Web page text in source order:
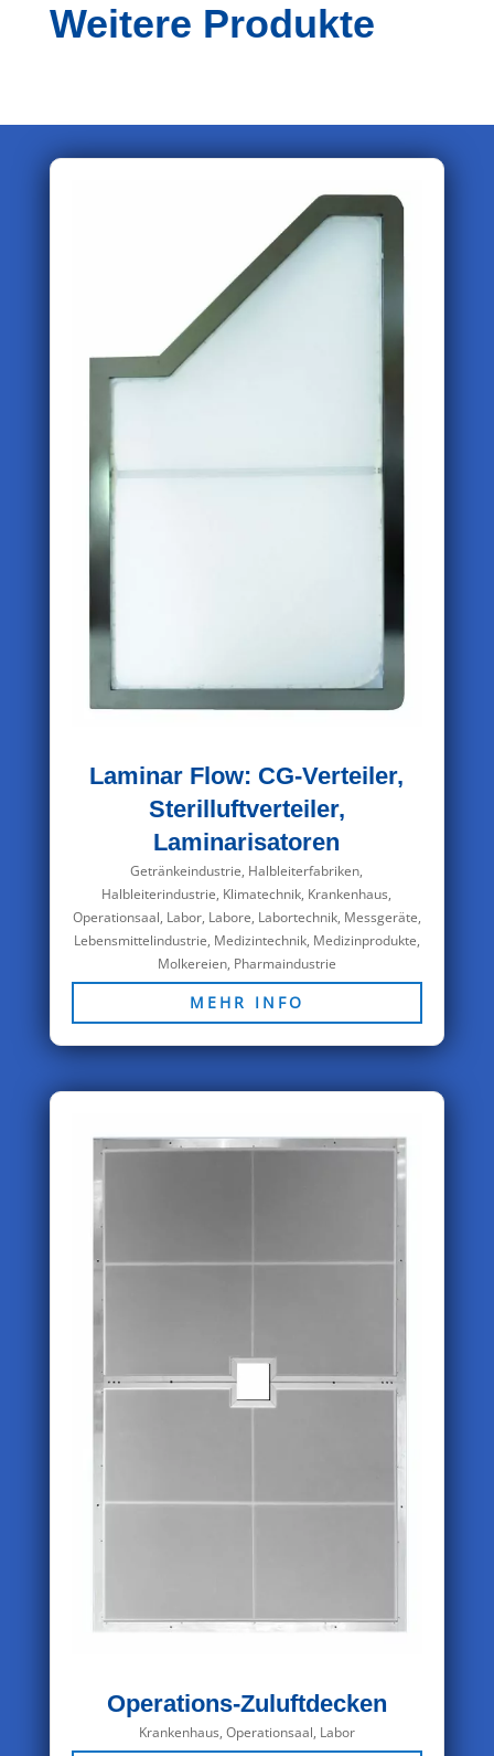
Weitere Produkte
Laminar Flow: CG-Verteiler,
Sterilluftverteiler,
Laminarisatoren
Getränkeindustrie, Halbleiterfabriken,
Halbleiterindustrie, Klimatechnik, Krankenhaus,
Operationsaal, Labor, Labore, Labortechnik, Messgeräte,
Lebensmittelindustrie, Medizintechnik, Medizinprodukte,
Molkereien, Pharmaindustrie
MEHR INFO
Operations-Zuluftdecken
Krankenhaus, Operationsaal, Labor